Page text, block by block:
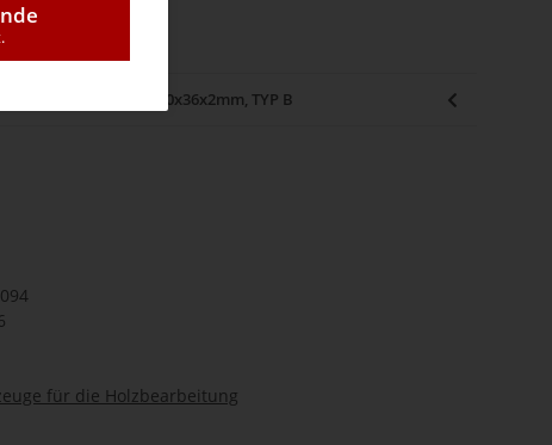
AKE BLANKETT HW02 40x36x2mm, TYP B
für die Holzbearbeitung